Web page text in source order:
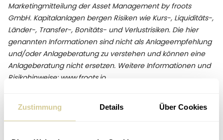
Zustimmung Details Über Cookies
Marketingmitteilung der Asset Management by froots
GmbH. Kapitalanlagen bergen Risiken wie Kurs-, Liquiditäts-,
Länder-, Transfer-, Bonitäts- und Verlustrisiken. Die hier
genannten Informationen sind nicht als Anlageempfehlung
und/oder Anlageberatung zu verstehen und können eine
Anlageberatung nicht ersetzen. Weitere Informationen und
Risikohinweise: www.froots.io.